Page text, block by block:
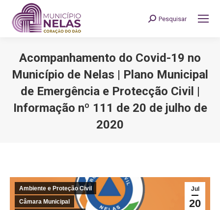
Search:
Pesquisar
Acompanhamento do Covid-19 no
Município de Nelas | Plano Municipal
de Emergência e Protecção Civil |
Informação nº 111 de 20 de julho de
2020
Jul
20
Ambiente e Proteção Civil
Câmara Municipal